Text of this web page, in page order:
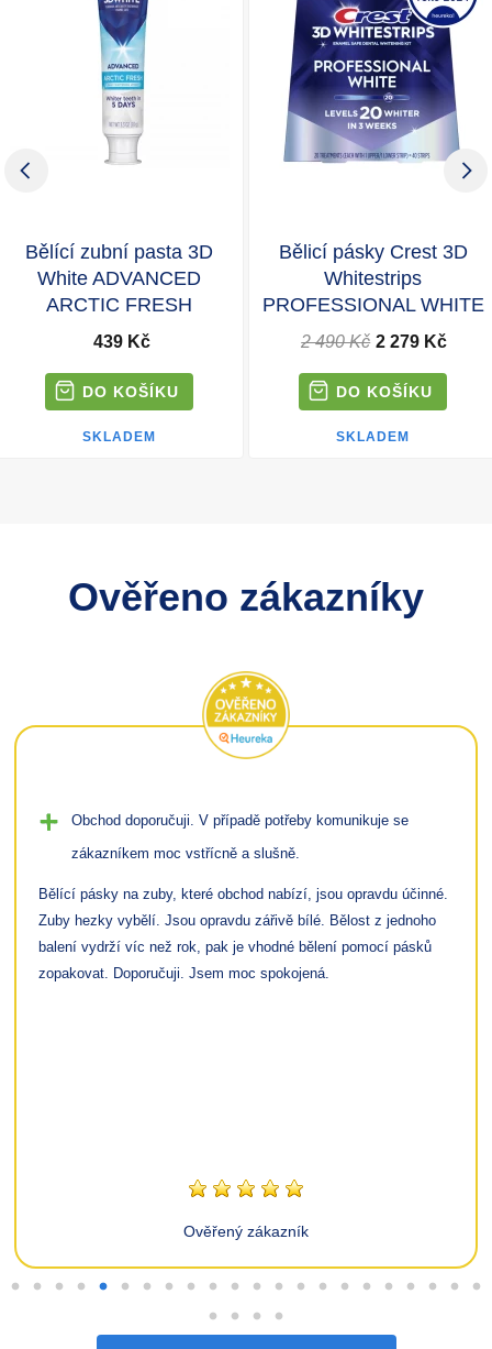
Bělící zubní pasta 3D
White ADVANCED
ARCTIC FRESH
439 Kč
SKLADEM
Bělicí pásky Crest 3D
Whitestrips
PROFESSIONAL WHITE
2 490 Kč 2 279 Kč
SKLADEM
Ověřeno zákazníky
Obchod doporučuji. V případě potřeby komunikuje se
zákazníkem moc vstřícně a slušně.
Bělící pásky na zuby, které obchod nabízí, jsou opravdu účinné.
Zuby hezky vybělí. Jsou opravdu zářivě bílé. Bělost z jednoho
balení vydrží víc než rok, pak je vhodné bělení pomocí pásků
zopakovat. Doporučuji. Jsem moc spokojená.
Ověřený zákazník